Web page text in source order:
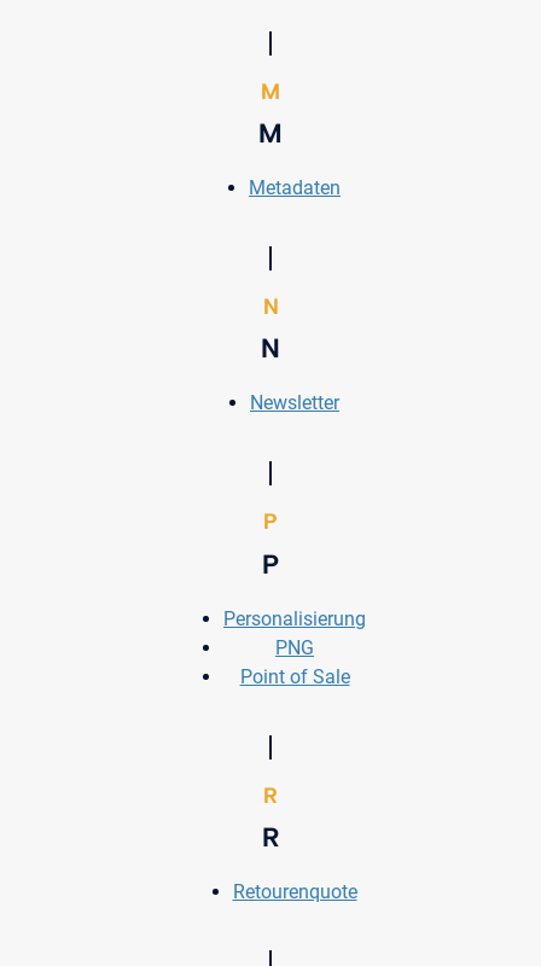
M
M
Metadaten
N
N
Newsletter
P
P
Personalisierung
PNG
Point of Sale
R
R
Retourenquote